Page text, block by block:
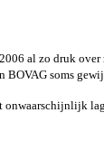
al zo druk over
soms